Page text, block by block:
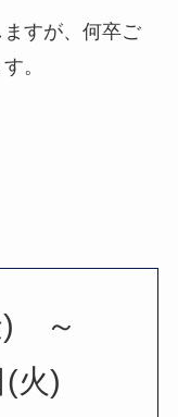
すが、何卒ご
。
) ～
火)